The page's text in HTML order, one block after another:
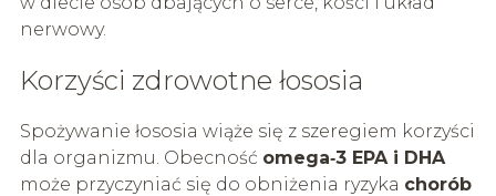
nerwowy.
Korzyści zdrowotne łososia
Spożywanie łososia wiąże się z szeregiem korzyści
dla organizmu. Obecność omega‑3 EPA i DHA
może przyczyniać się do obniżenia ryzyka chorób